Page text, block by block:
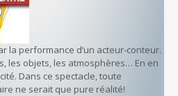
la performance d’un acteur-conteur.
les objets, les atmosphères… En en
Dans ce spectacle, toute
ne serait que pure réalité!